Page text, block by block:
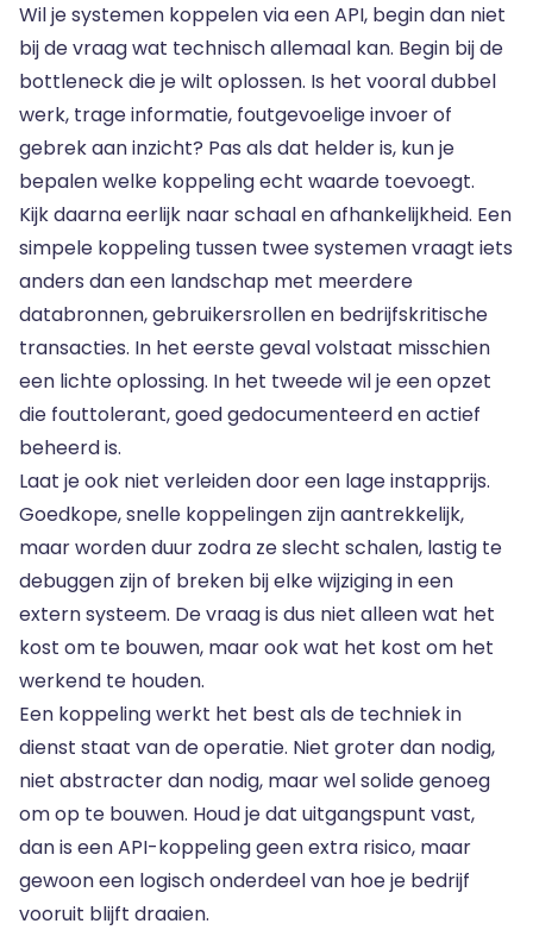
Wil je systemen koppelen via een API, begin dan niet
bij de vraag wat technisch allemaal kan. Begin bij de
bottleneck die je wilt oplossen. Is het vooral dubbel
werk, trage informatie, foutgevoelige invoer of
gebrek aan inzicht? Pas als dat helder is, kun je
bepalen welke koppeling echt waarde toevoegt.
Kijk daarna eerlijk naar schaal en afhankelijkheid. Een
simpele koppeling tussen twee systemen vraagt iets
anders dan een landschap met meerdere
databronnen, gebruikersrollen en bedrijfskritische
transacties. In het eerste geval volstaat misschien
een lichte oplossing. In het tweede wil je een opzet
die fouttolerant, goed gedocumenteerd en actief
beheerd is.
Laat je ook niet verleiden door een lage instapprijs.
Goedkope, snelle koppelingen zijn aantrekkelijk,
maar worden duur zodra ze slecht schalen, lastig te
debuggen zijn of breken bij elke wijziging in een
extern systeem. De vraag is dus niet alleen wat het
kost om te bouwen, maar ook wat het kost om het
werkend te houden.
Een koppeling werkt het best als de techniek in
dienst staat van de operatie. Niet groter dan nodig,
niet abstracter dan nodig, maar wel solide genoeg
om op te bouwen. Houd je dat uitgangspunt vast,
dan is een API-koppeling geen extra risico, maar
gewoon een logisch onderdeel van hoe je bedrijf
vooruit blijft draaien.